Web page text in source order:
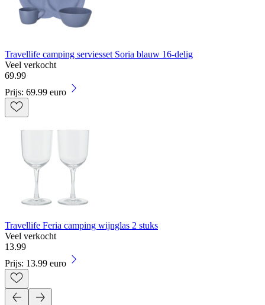
Travellife camping serviesset Soria blauw 16-delig
Veel verkocht
69.99
Prijs: 69.99 euro
Travellife Feria camping wijnglas 2 stuks
Veel verkocht
13.99
Prijs: 13.99 euro